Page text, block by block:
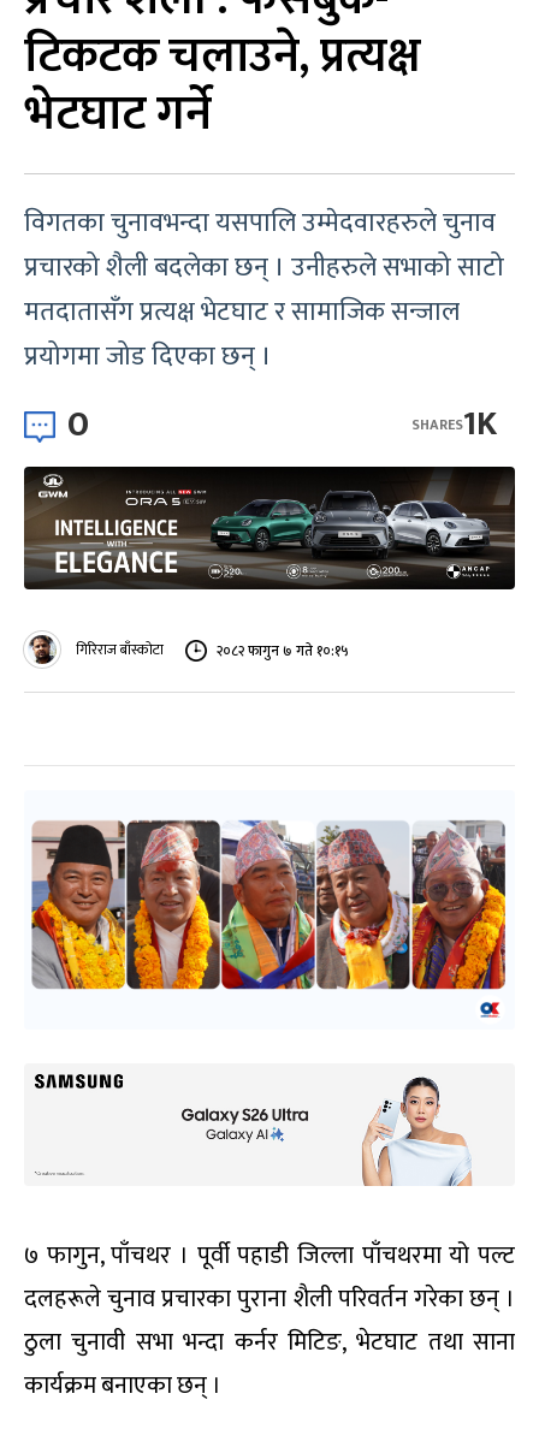
टिकटक चलाउने, प्रत्यक्ष
भेटघाट गर्ने
विगतका चुनावभन्दा यसपालि उम्मेदवारहरुले चुनाव
प्रचारको शैली बदलेका छन् । उनीहरुले सभाको साटो
मतदातासँग प्रत्यक्ष भेटघाट र सामाजिक सन्जाल
प्रयोगमा जोड दिएका छन् ।
0 1K
SHARES
गिरिराज बाँस्कोटा २०८२ फागुन ७ गते १०:१५
७ फागुन, पाँचथर । पूर्वी पहाडी जिल्ला पाँचथरमा यो पल्ट
दलहरूले चुनाव प्रचारका पुराना शैली परिवर्तन गरेका छन् ।
ठुला चुनावी सभा भन्दा कर्नर मिटिङ,भेटघाट तथा साना
कार्यक्रम बनाएका छन् ।